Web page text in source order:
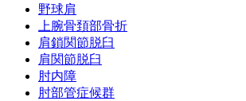
野球肩
上腕骨頚部骨折
肩鎖関節脱臼
肩関節脱臼
肘内障
肘部管症候群